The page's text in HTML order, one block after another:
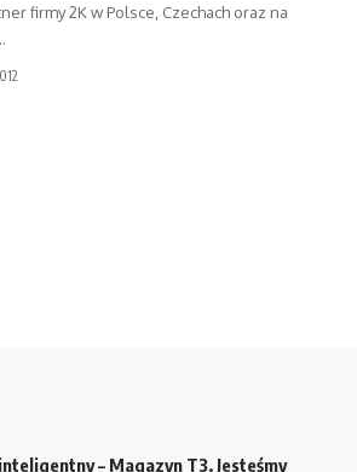
firmy 2K w Polsce, Czechach oraz na
– Magazyn T3. Jesteśmy